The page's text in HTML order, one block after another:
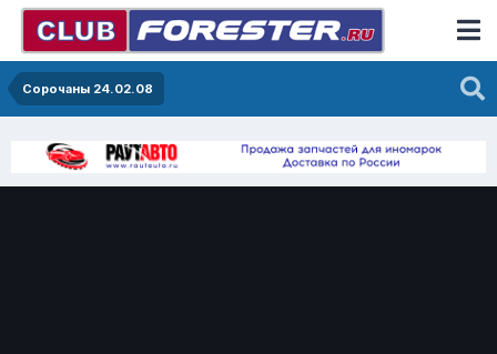
Сорочаны 24.02.08